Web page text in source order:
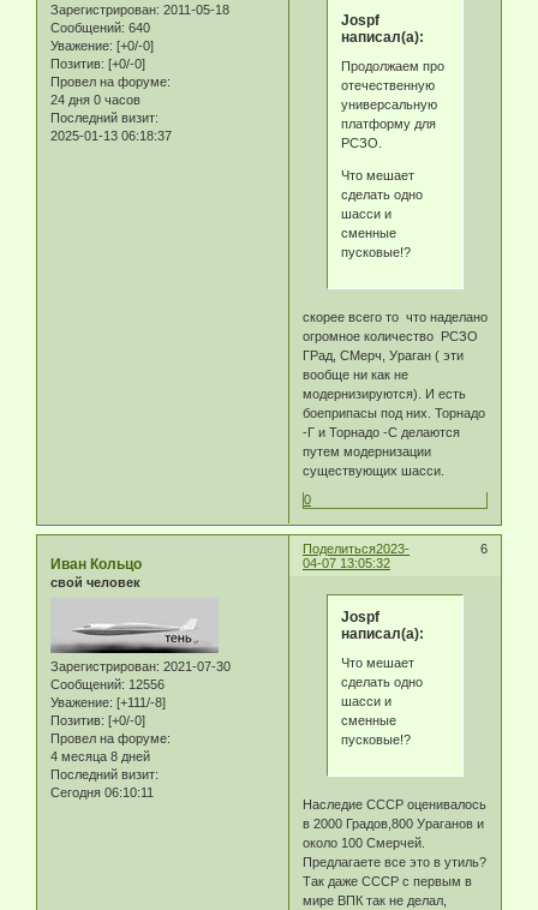
Зарегистрирован: 2011-05-18
Сообщений: 640
Уважение: [+0/-0]
Позитив: [+0/-0]
Провел на форуме:
24 дня 0 часов
Последний визит:
2025-01-13 06:18:37
Jospf
написал(а):
Продолжаем про
отечественную
универсальную
платформу для
РСЗО.
Что мешает
сделать одно
шасси и
сменные
пусковые!?
скорее всего то что наделано
огромное количество РСЗО
ГРад, СМерч, Ураган ( эти
вообще ни как не
модернизируются). И есть
боеприпасы под них. Торнадо
-Г и Торнадо -С делаются
путем модернизации
существующих шасси.
0
Поделиться 6
2023-
04-07 13:05:32
Иван Кольцо
свой человек
Зарегистрирован: 2021-07-30
Сообщений: 12556
Уважение: [+111/-8]
Позитив: [+0/-0]
Провел на форуме:
4 месяца 8 дней
Последний визит:
Сегодня 06:10:11
Jospf
написал(а):
Что мешает
сделать одно
шасси и
сменные
пусковые!?
Наследие СССР оценивалось
в 2000 Градов,800 Ураганов и
около 100 Смерчей.
Предлагаете все это в утиль?
Так даже СССР с первым в
мире ВПК так не делал,